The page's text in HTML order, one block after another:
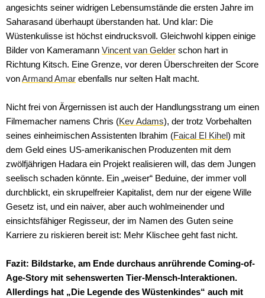
angesichts seiner widrigen Lebensumstände die ersten Jahre im
Saharasand überhaupt überstanden hat. Und klar: Die
Wüstenkulisse ist höchst eindrucksvoll. Gleichwohl kippen einige
Bilder von Kameramann Vincent van Gelder schon hart in
Richtung Kitsch. Eine Grenze, vor deren Überschreiten der Score
vonArmand Amar ebenfalls nur selten Halt macht.
Nicht frei von Ärgernissen ist auch der Handlungsstrang um einen
Filmemacher namens Chris (Kev Adams), der trotz Vorbehalten
seines einheimischen Assistenten Ibrahim (Faical El Kihel) mit
dem Geld eines US-amerikanischen Produzenten mit dem
zwölfjährigen Hadara ein Projekt realisieren will, das dem Jungen
seelisch schaden könnte. Ein „weiser“ Beduine, der immer voll
durchblickt, ein skrupelfreier Kapitalist, dem nur der eigene Wille
Gesetz ist, und ein naiver, aber auch wohlmeinender und
einsichtsfähiger Regisseur, der im Namen des Guten seine
Karriere zu riskieren bereit ist: Mehr Klischee geht fast nicht.
Fazit: Bildstarke, am Ende durchaus anrührende Coming-of-
Age-Story mit sehenswerten Tier-Mensch-Interaktionen.
Allerdings hat „Die Legende des Wüstenkindes“ auch mit